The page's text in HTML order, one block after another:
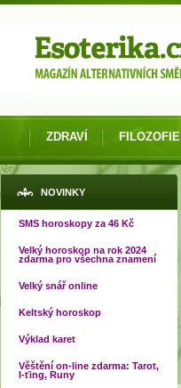
ZDRAVÍ FILOZOFIE
NOVINKY
SMS horoskopy za 46 Kč
Velký horoskop na rok 2024
zdarma pro všechna znamení
Velký snář online
Keltský horoskop
Výklad karet
Věštění on-line zdarma: Tarot,
I-ťing, Runy